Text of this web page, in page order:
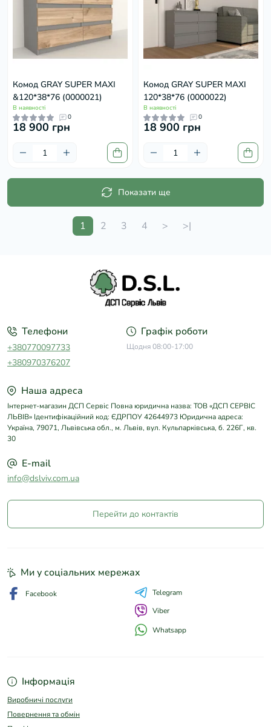
Комод GRAY SUPER MAXI
&120*38*76 (0000021)
В наявності
0
18 900 грн
Комод GRAY SUPER MAXI
120*38*76 (0000022)
В наявності
0
18 900 грн
Показати ще
1 2 3 4 > >|
Телефони
+380770097733
+380970376207
Графік роботи
Щодня 08:00-17:00
Наша адреса
Інтернет-магазин ДСП Сервіс Повна юридична назва: ТОВ «ДСП СЕРВІС
ЛЬВІВ» Ідентифікаційний код: ЄДРПОУ 42644973 Юридична адреса:
Україна, 79071, Львівська обл., м. Львів, вул. Кульпарківська, б. 226Г, кв.
30
E-mail
info@dslviv.com.ua
Перейти до контактів
Інформація
Виробничі послуги
Повернення та обмін
Ми у соціальних мережах
Facebook
Telegram
Viber
Whatsapp